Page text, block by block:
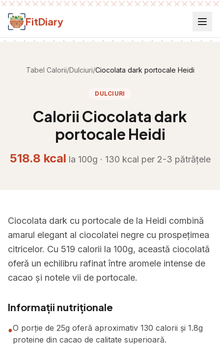
Salt la conținut
FitDiary
Tabel Calorii/Dulciuri/Ciocolata dark portocale Heidi
DULCIURI
Calorii Ciocolata dark
portocale Heidi
518.8 kcal la 100g · 130 kcal per 2-3 pătrățele
Ciocolata dark cu portocale de la Heidi combină
amarul elegant al ciocolatei negre cu prospețimea
citricelor. Cu 519 calorii la 100g, această ciocolată
oferă un echilibru rafinat între aromele intense de
cacao și notele vii de portocale.
Informații nutriționale
●O porție de 25g oferă aproximativ 130 calorii și 1.8g
proteine din cacao de calitate superioară.